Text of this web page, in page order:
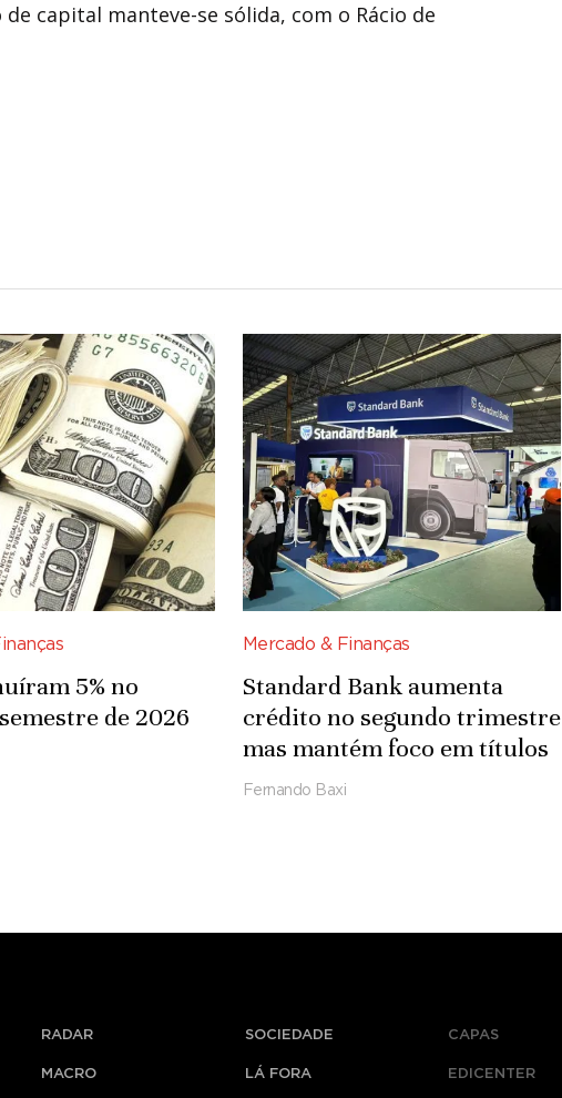
capital manteve-se sólida, com o Rácio de
5% no
de 2026
Mercado & Finanças
Standard Bank aumenta
crédito no segundo trimestre
mas mantém foco em títulos
Fernando Baxi
RADAR
MACRO
SOCIEDADE
LÁ FORA
CAPAS
EDICENTER